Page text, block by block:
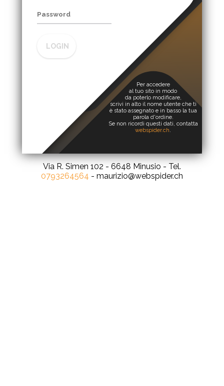
LOGIN
Per accedere
al tuo sito in modo
da poterlo modificare,
scrivi in alto il nome utente che ti
è stato assegnato e in basso la tua
parola d'ordine.
Se non ricordi questi dati, contatta
webspider.ch.
Via R. Simen 102 - 6648 Minusio - Tel.
0793264564 - maurizio@webspider.ch